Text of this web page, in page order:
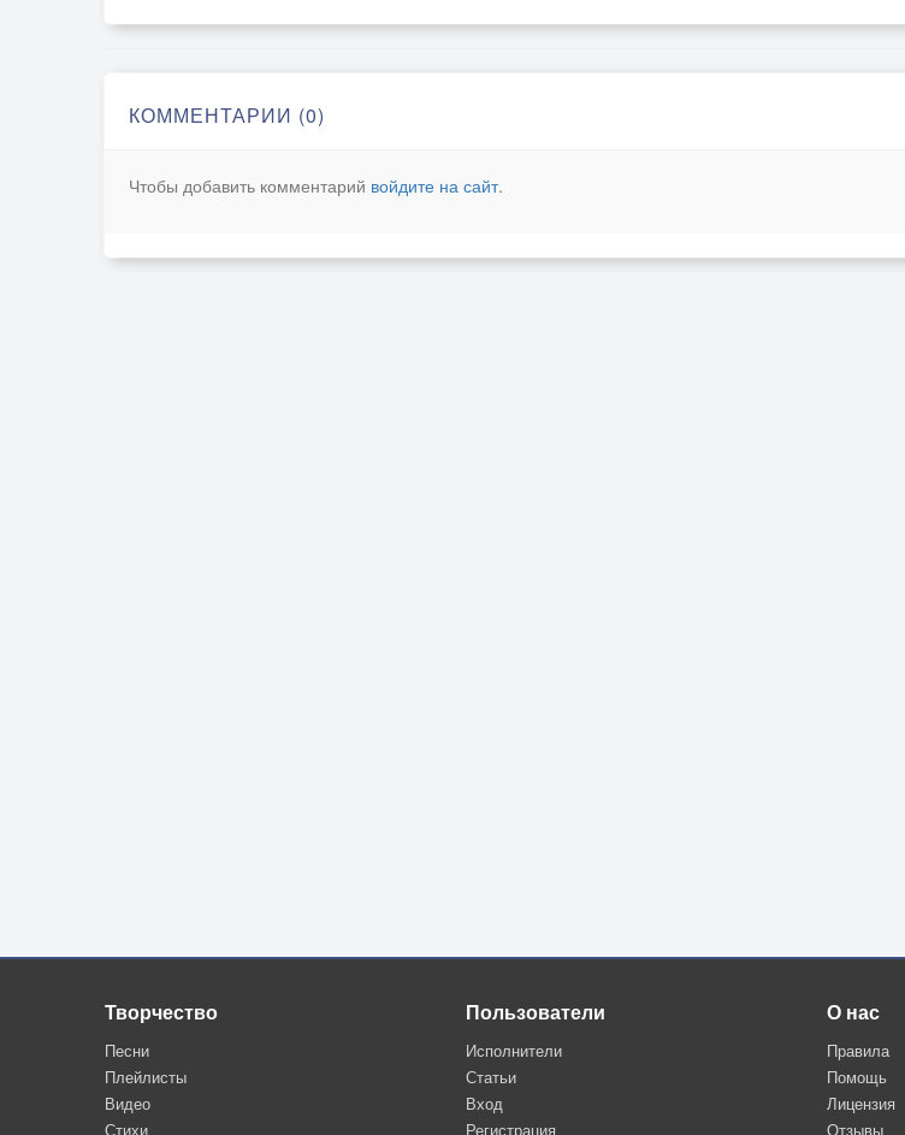
КОММЕНТАРИИ (0)
Чтобы добавить комментарий войдите на сайт.
Творчество
Песни
Плейлисты
Видео
Стихи
Пользователи
Исполнители
Статьи
Вход
Регистрация
О нас
Правила
Помощь
Лицензия
Отзывы